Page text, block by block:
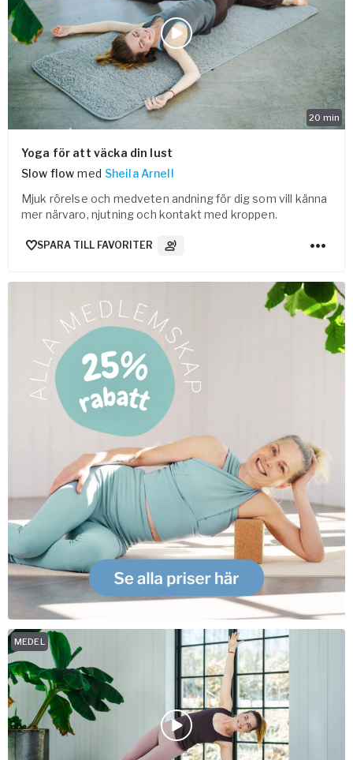
20 min
Yoga för att väcka din lust
Slow flow med Sheila Arnell
Mjuk rörelse och medveten andning för dig som vill känna
mer närvaro, njutning och kontakt med kroppen.
SPARA TILL FAVORITER 3 Ljudspår
MEDEL